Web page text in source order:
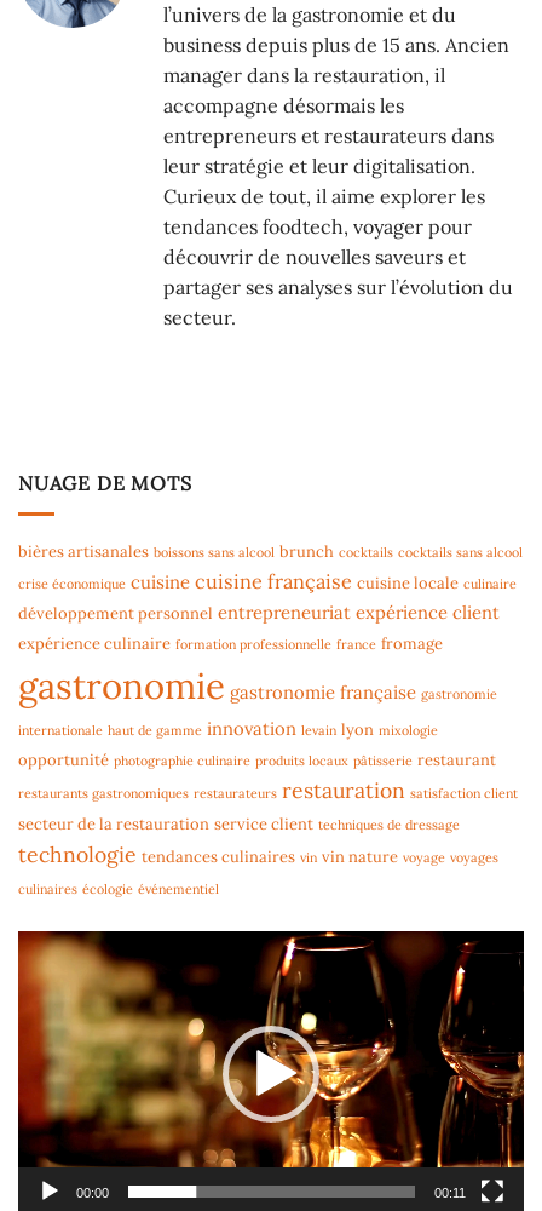
l’univers de la gastronomie et du
business depuis plus de 15 ans. Ancien
manager dans la restauration, il
accompagne désormais les
entrepreneurs et restaurateurs dans
leur stratégie et leur digitalisation.
Curieux de tout, il aime explorer les
tendances foodtech, voyager pour
découvrir de nouvelles saveurs et
partager ses analyses sur l’évolution du
secteur.
NUAGE DE MOTS
bières artisanales boissons sans alcool brunch cocktails cocktails sans alcool
crise économique cuisine cuisine française cuisine locale culinaire
développement personnel entrepreneuriat expérience client
expérience culinaire formation professionnelle france fromage
gastronomie gastronomie française gastronomie
internationale haut de gamme innovation levain lyon mixologie
opportunité photographie culinaire produits locaux pâtisserie restaurant
restaurants gastronomiques restaurateurs restauration satisfaction client
secteur de la restauration service client techniques de dressage
technologie tendances culinaires vin vin nature voyage voyages
culinaires écologie événementiel
Lecteur
vidéo
00:00 00:11